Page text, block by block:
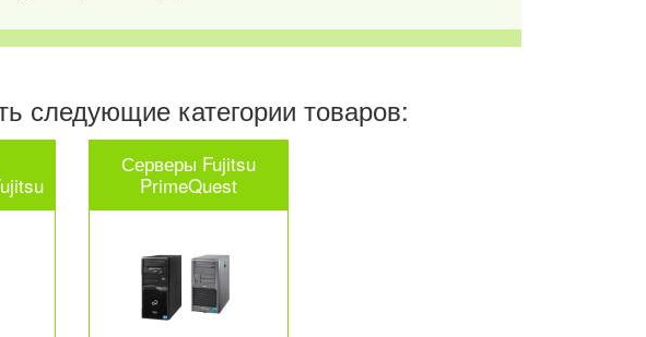
следующие категории товаров:
Серверы Fujitsu
PrimeQuest